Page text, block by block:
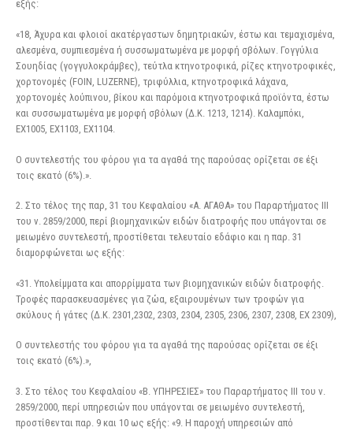
εξής:
«18, Άχυρα και φλοιοί ακατέργαστων δημητριακών, έστω και τεμαχισμένα,
αλεσμένα, συμπιεσμένα ή συσσωματωμένα με μορφή σβόλων. Γογγύλια
Σουηδίας (γογγυλοκράμβες), τεύτλα κτηνοτροφικά, ρίζες κτηνοτροφικές,
χορτονομές (FOIN, LUZERNE), τριφύλλια, κτηνοτροφικά λάχανα,
χορτονομές λούπινου, βίκου και παρόμοια κτηνοτροφικά προϊόντα, έστω
και συσσωματωμένα με μορφή σβόλων (Δ.Κ. 1213, 1214). Καλαμπόκι,
ΕΧ1005, ΕΧ1103, ΕΧ1104.
Ο συντελεστής του φόρου για τα αγαθά της παρούσας ορίζεται σε έξι
τοις εκατό (6%).».
2. Στο τέλος της παρ, 31 του Κεφαλαίου «Α. ΑΓΑΘΑ» του Παραρτήματος III
του ν. 2859/2000, περί βιομηχανικών ειδών διατροφής που υπάγονται σε
μειωμένο συντελεστή, προστίθεται τελευταίο εδάφιο και η παρ. 31
διαμορφώνεται ως εξής:
«31. Υπολείμματα και απορρίμματα των βιομηχανικών ειδών διατροφής.
Τροφές παρασκευασμένες για ζώα, εξαιρουμένων των τροφών για
σκύλους ή γάτες (Δ.Κ. 2301,2302, 2303, 2304, 2305, 2306, 2307, 2308, ΕΧ 2309),
Ο συντελεστής του φόρου για τα αγαθά της παρούσας ορίζεται σε έξι
τοις εκατό (6%).»,
3. Στο τέλος του Κεφαλαίου «Β. ΥΠΗΡΕΣΙΕΣ» του Παραρτήματος III του ν.
2859/2000, περί υπηρεσιών που υπάγονται σε μειωμένο συντελεστή,
προστίθενται παρ. 9 και 10 ως εξής: «9. Η παροχή υπηρεσιών από